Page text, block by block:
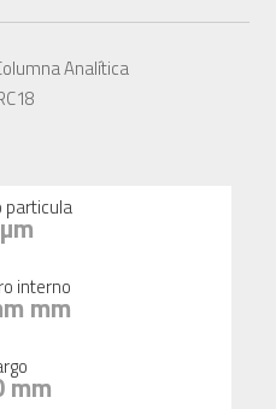
Analítica
particula
interno
mm
mm